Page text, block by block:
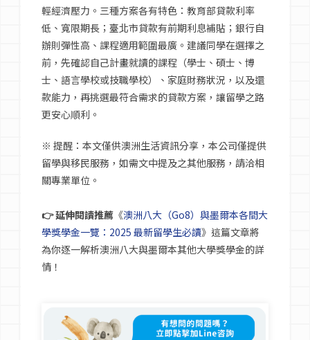
輕經濟壓力。三種方案各有特色：教育部貸款利率
低、寬限期長；臺北市貸款有前期利息補貼；銀行自
辦則彈性高、課程適用範圍最廣。建議同學在選擇之
前，先確認自己計畫就讀的課程（學士、碩士、博
士、語言學校或技職學校）、家庭財務狀況，以及還
款能力，再挑選最符合需求的貸款方案，讓留學之路
更安心順利。
※ 提醒：本文僅供澳洲生活資訊分享，本公司僅提供
留學與移民服務，如需文中提及之其他服務，請洽相
關專業單位。
👉 延伸閱讀推薦 《澳洲八大（Go8）與墨爾本各間大
學獎學金一覽：2025 最新留學生必讀》這篇文章將
為你逐一解析澳洲八大與墨爾本其他大學獎學金的詳
情！